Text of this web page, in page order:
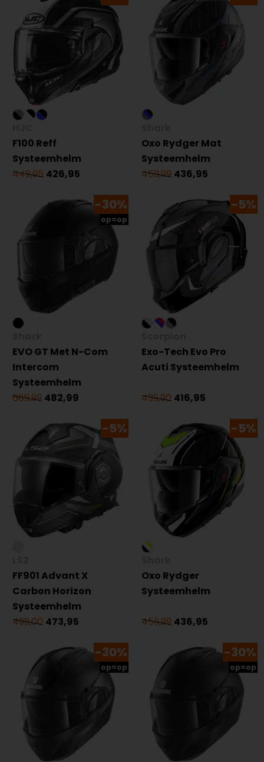
F100 Reff
Systeemhelm
449,95 426,95
Oxo Rydger Mat
Systeemhelm
459,99 436,95
-30%
op=op
EVO GT Met N-Com
Intercom
Systeemhelm
689,99 482,99
-5%
Exo-Tech Evo Pro
Acuti Systeemhelm
439,90 416,95
-5%
FF901 Advant X
Carbon Horizon
Systeemhelm
499,00 473,95
-5%
Oxo Rydger
Systeemhelm
459,99 436,95
-30%
op=op
-30%
op=op